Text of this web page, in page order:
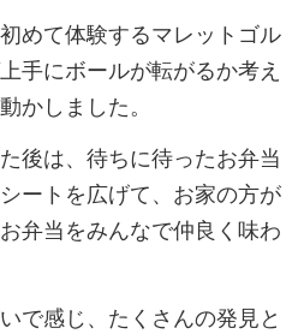
めて体験するマレットゴル
手にボールが転がるか考え
かしました。
後は、待ちに待ったお弁当
ートを広げて、お家の方が
弁当をみんなで仲良く味わ
で感じ、たくさんの発見と